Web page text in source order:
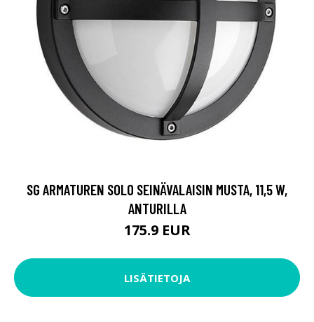
SG ARMATUREN SOLO SEINÄVALAISIN MUSTA, 11,5 W,
ANTURILLA
175.9 EUR
LISÄTIETOJA